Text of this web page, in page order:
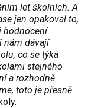
let školních. A
jen opakoval to,
hodnocení
nám dávají
co se týká
stejného
a rozhodně
toto je přesně